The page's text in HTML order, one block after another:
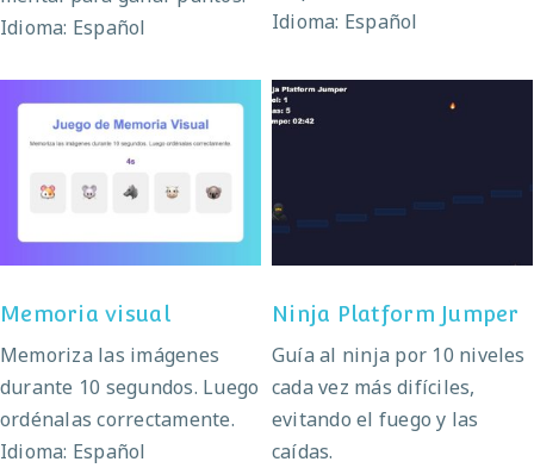
Idioma: Español
Idioma: Español
Memoria visual
Memoriza las imágenes
durante 10 segundos. Luego
ordénalas correctamente.
Idioma: Español
Ninja Platform Jumper
Guía al ninja por 10 niveles
cada vez más difíciles,
evitando el fuego y las
caídas.